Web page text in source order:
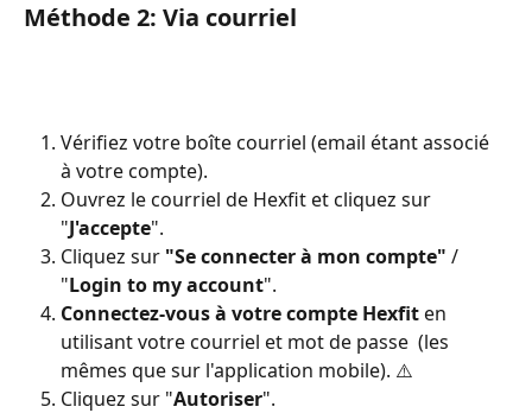
Méthode 2: Via courriel
Vérifiez votre boîte courriel (email étant associé
à votre compte).
Ouvrez le courriel de Hexfit et cliquez sur
"J'accepte".
Cliquez sur "Se connecter à mon compte" /
"Login to my account".
Connectez-vous à votre compte Hexfit en
utilisant votre courriel et mot de passe (les
mêmes que sur l'application mobile). ⚠️
Cliquez sur "Autoriser".